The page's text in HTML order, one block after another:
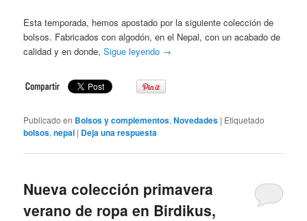
Esta temporada, hemos apostado por la siguiente colección de
bolsos. Fabricados con algodón, en el Nepal, con un acabado de
calidad y en donde,Sigue leyendo →
Publicado en Bolsos y complementos,Novedades | Etiquetado
bolsos,nepal | Deja una respuesta
Nueva colección primavera
verano de ropa en Birdikus,